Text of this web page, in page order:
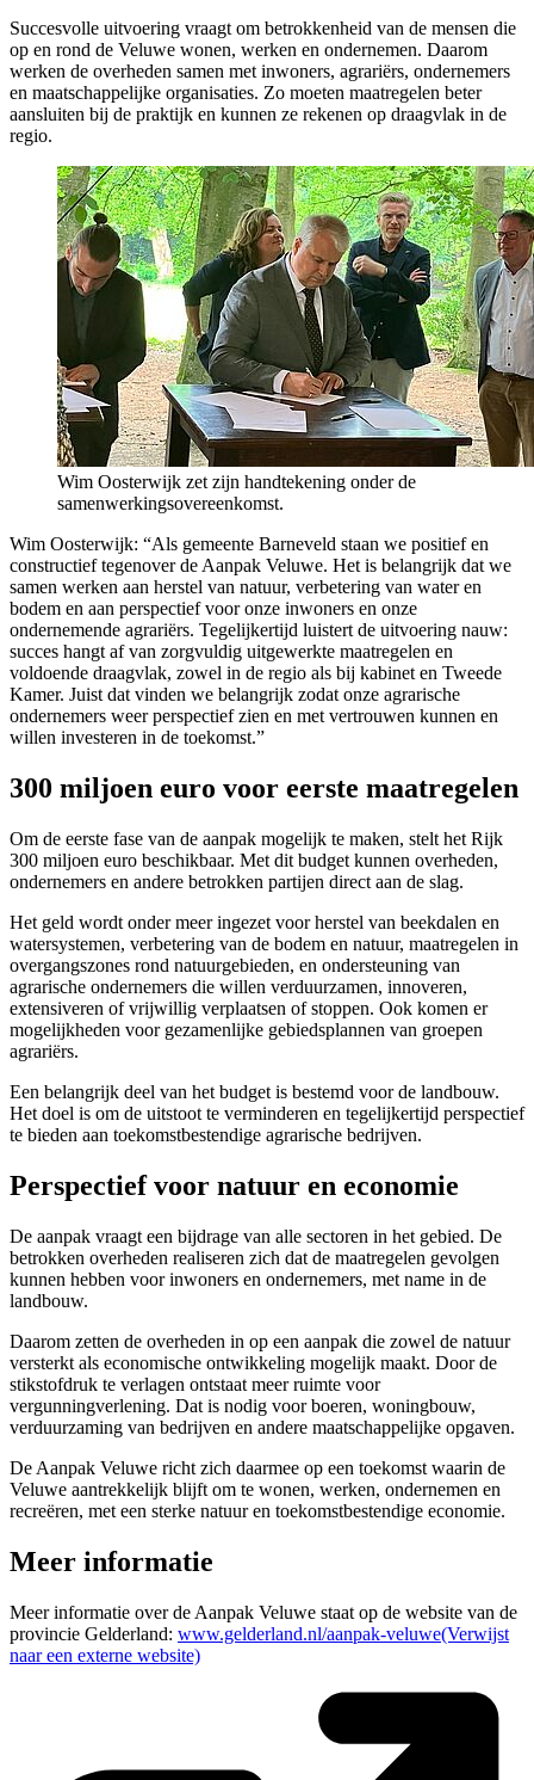
Succesvolle uitvoering vraagt om betrokkenheid van de mensen die
op en rond de Veluwe wonen, werken en ondernemen. Daarom
werken de overheden samen met inwoners, agrariërs, ondernemers
en maatschappelijke organisaties. Zo moeten maatregelen beter
aansluiten bij de praktijk en kunnen ze rekenen op draagvlak in de
regio.
Wim Oosterwijk zet zijn handtekening onder de
samenwerkingsovereenkomst.
Wim Oosterwijk: “Als gemeente Barneveld staan we positief en
constructief tegenover de Aanpak Veluwe. Het is belangrijk dat we
samen werken aan herstel van natuur, verbetering van water en
bodem en aan perspectief voor onze inwoners en onze
ondernemende agrariërs. Tegelijkertijd luistert de uitvoering nauw:
succes hangt af van zorgvuldig uitgewerkte maatregelen en
voldoende draagvlak, zowel in de regio als bij kabinet en Tweede
Kamer. Juist dat vinden we belangrijk zodat onze agrarische
ondernemers weer perspectief zien en met vertrouwen kunnen en
willen investeren in de toekomst.”
300 miljoen euro voor eerste maatregelen
Om de eerste fase van de aanpak mogelijk te maken, stelt het Rijk
300 miljoen euro beschikbaar. Met dit budget kunnen overheden,
ondernemers en andere betrokken partijen direct aan de slag.
Het geld wordt onder meer ingezet voor herstel van beekdalen en
watersystemen, verbetering van de bodem en natuur, maatregelen in
overgangszones rond natuurgebieden, en ondersteuning van
agrarische ondernemers die willen verduurzamen, innoveren,
extensiveren of vrijwillig verplaatsen of stoppen. Ook komen er
mogelijkheden voor gezamenlijke gebiedsplannen van groepen
agrariërs.
Een belangrijk deel van het budget is bestemd voor de landbouw.
Het doel is om de uitstoot te verminderen en tegelijkertijd perspectief
te bieden aan toekomstbestendige agrarische bedrijven.
Perspectief voor natuur en economie
De aanpak vraagt een bijdrage van alle sectoren in het gebied. De
betrokken overheden realiseren zich dat de maatregelen gevolgen
kunnen hebben voor inwoners en ondernemers, met name in de
landbouw.
Daarom zetten de overheden in op een aanpak die zowel de natuur
versterkt als economische ontwikkeling mogelijk maakt. Door de
stikstofdruk te verlagen ontstaat meer ruimte voor
vergunningverlening. Dat is nodig voor boeren, woningbouw,
verduurzaming van bedrijven en andere maatschappelijke opgaven.
De Aanpak Veluwe richt zich daarmee op een toekomst waarin de
Veluwe aantrekkelijk blijft om te wonen, werken, ondernemen en
recreëren, met een sterke natuur en toekomstbestendige economie.
Meer informatie
Meer informatie over de Aanpak Veluwe staat op de website van de
provincie Gelderland: www.gelderland.nl/aanpak-veluwe(Verwijst
naar een externe website)